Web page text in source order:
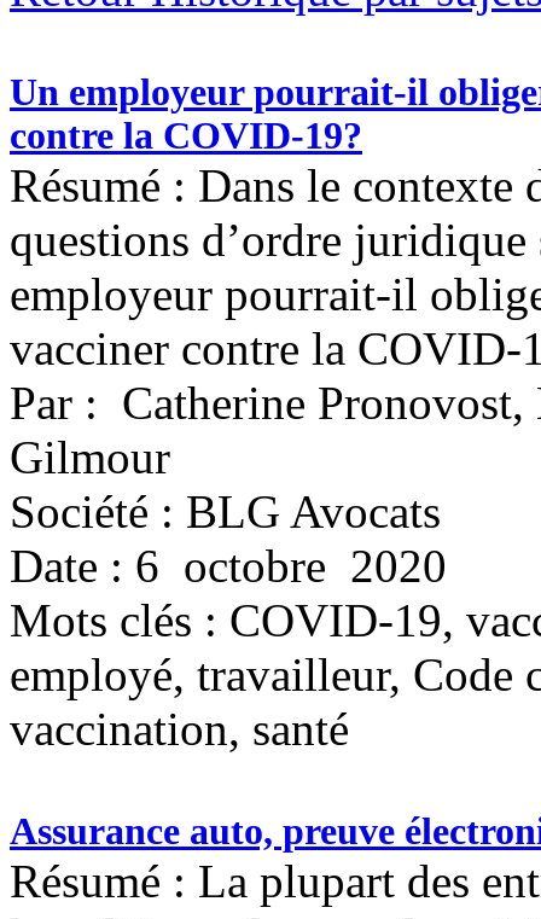
Un employeur pourrait-il
contre la COVID-19?
Résumé : Dans le contexte
questions d’ordre
employeur pourrait-il
vacciner contre la COVID-
Par : Catherine
Gilmour
Société : BLG Avocats
Date : 6 octobre 2020
Mots clés : COVID-19,
employé, travailleur, Code
vaccination, santé
Assurance auto, preuve
Résumé : La plupart des